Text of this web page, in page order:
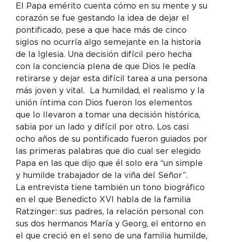
El Papa emérito cuenta cómo en su mente y su
corazón se fue gestando la idea de dejar el
pontificado, pese a que hace más de cinco
siglos no ocurría algo semejante en la historia
de la Iglesia. Una decisión difícil pero hecha
con la conciencia plena de que Dios le pedía
retirarse y dejar esta difícil tarea a una persona
más joven y vital.  La humildad, el realismo y la
unión íntima con Dios fueron los elementos
que lo llevaron a tomar una decisión histórica,
sabia por un lado y difícil por otro. Los casi
ocho años de su pontificado fueron guiados por
las primeras palabras que dio cual ser elegido
Papa en las que dijo que él solo era “un simple
y humilde trabajador de la viña del Señor”.
La entrevista tiene también un tono biográfico
en el que Benedicto XVI habla de la familia
Ratzinger: sus padres, la relación personal con
sus dos hermanos María y Georg, el entorno en
el que creció en el seno de una familia humilde,